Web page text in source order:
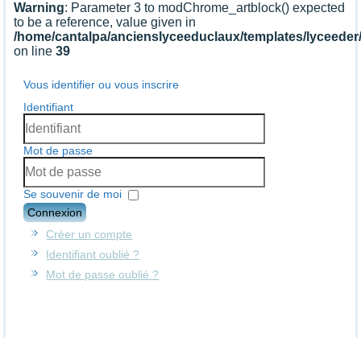
Warning: Parameter 3 to modChrome_artblock() expected
to be a reference, value given in
/home/cantalpa/ancienslyceeduclaux/templates/
on line39
Vous identifier ou vous inscrire
Identifiant
Mot de passe
Se souvenir de moi
Connexion
Créer un compte
Identifiant oublié ?
Mot de passe oublié ?